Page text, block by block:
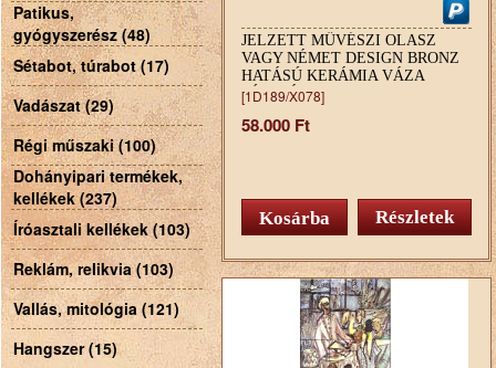
Patikus,
gyógyszerész (48)
Sétabot, túrabot (17)
Vadászat (29)
Régi műszaki (100)
Dohányipari termékek,
kellékek (237)
Íróasztali kellékek (103)
Reklám, relikvia (103)
Vallás, mitológia (121)
Hangszer (15)
JELZETT MŰVÉSZI OLASZ
VAGY NÉMET DESIGN BRONZ
HATÁSÚ KERÁMIA VÁZA
DÍSZVÁZA 19.5 CM
[1D189/X078]
58.000 Ft
Részletek